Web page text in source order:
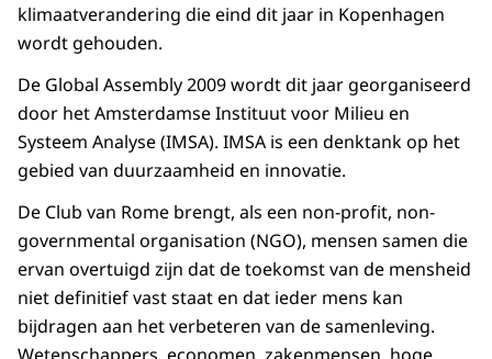
klimaatverandering die eind dit jaar in Kopenhagen
wordt gehouden.
De Global Assembly 2009 wordt dit jaar georganiseerd
door het Amsterdamse Instituut voor Milieu en
Systeem Analyse (IMSA). IMSA is een denktank op het
gebied van duurzaamheid en innovatie.
De Club van Rome brengt, als een non-profit, non-
governmental organisation (NGO), mensen samen die
ervan overtuigd zijn dat de toekomst van de mensheid
niet definitief vast staat en dat ieder mens kan
bijdragen aan het verbeteren van de samenleving.